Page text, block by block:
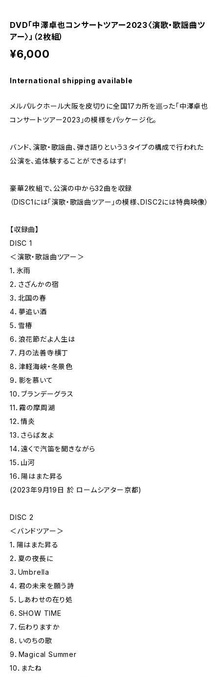
DVD「中澤卓也コンサートツアー2023〈演歌・歌謡曲ツ
アー〉」（2枚組）
¥6,000
International shipping available
メルパルクホール大阪を皮切りに全国17カ所を巡った「中澤卓也
コンサートツアー2023」の模様をパッケージ化。
バンド、演歌・歌謡曲、弾き語りという３タイプの構成で行われた
公演を、追体験することができるはず！
豪華2枚組で、公演の中から32曲を収録
（DISC1には「演歌・歌謡曲ツアー」の模様、DISC2には特典映像）
【収録曲】
DISC 1
＜演歌・歌謡曲ツアー＞
1．氷雨
2．さざんかの宿
3．北国の春
4．夢追い酒
5．雪椿
6．浪花節だよ人生は
7．月の法善寺横丁
8．津軽海峡・冬景色
9．影を慕いて
10．ブランデーグラス
11．霧の摩周湖
12．情炎
13．さらば友よ
14．遠くで汽笛を聞きながら
15．山河
16．陽はまた昇る
(2023年9月19日 於 ロームシアター京都)
DISC 2
＜バンドツアー＞
1．陽はまた昇る
2．夏の夜長に
3．Umbrella
4．君の未来を願う詩
5．しあわせの在り処
6．SHOW TIME
7．伝わりますか
8．いのちの歌
9．Magical Summer
10．またね